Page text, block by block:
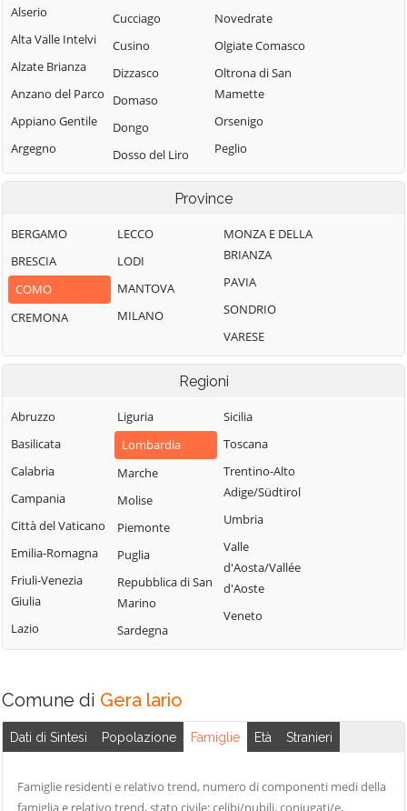
Alserio
Alta Valle Intelvi
Alzate Brianza
Anzano del Parco
Appiano Gentile
Argegno
Arosio
Barni
Bellagio
Bene Lario
Beregazzo con
Binago
Blessagno
Blevio
Bregnano
Brenna
Brienno
Brunate
Bulgarograsso
Cabiate
Cadorago
Canzo
Intimiano
Cucciago
Cusino
Dizzasco
Domaso
Dongo
Dosso del Liro
Erba
Faggeto Lario
Faloppio
Fenegrò
Figino Serenza
Grandate
Grandola ed Uniti
Uniti
Griante
Guanzate
Inverigo
Lasnigo
Lezzeno
Limido Comasco
Livo
Novedrate
Olgiate Comasco
Oltrona di San
Mamette
Orsenigo
Peglio
Pianello del Lario
Pigra
Plesio
Pognana Lario
Ponna
Ponte Lambro
Porlezza
Proserpio
Rezzago
Rodero
Rovellasca
Rovello Porro
San Nazzaro Val
Schignano
Senna Comasco
Solbiate con
Cagno
Province
BERGAMO
BRESCIA
COMO
CREMONA
LECCO
LODI
MANTOVA
MILANO
MONZA E DELLA
BRIANZA
PAVIA
SONDRIO
VARESE
Regioni
Abruzzo
Basilicata
Calabria
Campania
Città del Vaticano
Emilia-Romagna
Friuli-Venezia
Giulia
Lazio
Liguria
Lombardia
Marche
Molise
Piemonte
Puglia
Repubblica di San
Marino
Sardegna
Sicilia
Toscana
Trentino-Alto
Adige/Südtirol
Umbria
Valle
d'Aosta/Vallée
d'Aoste
Veneto
Comune di Gera lario
Dati di Sintesi Popolazione Famiglie Età Stranieri
Famiglie residenti e relativo trend, numero di componenti medi della
famiglia e relativo trend, stato civile: celibi/nubili, coniugati/e,